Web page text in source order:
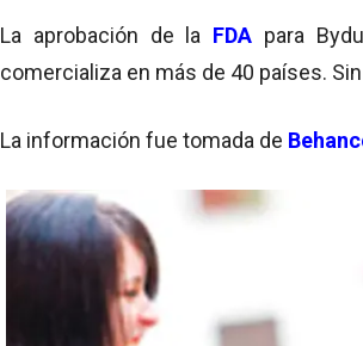
La aprobación de la FDA para
comercializa en más de 40 países.
La información fue tomada de